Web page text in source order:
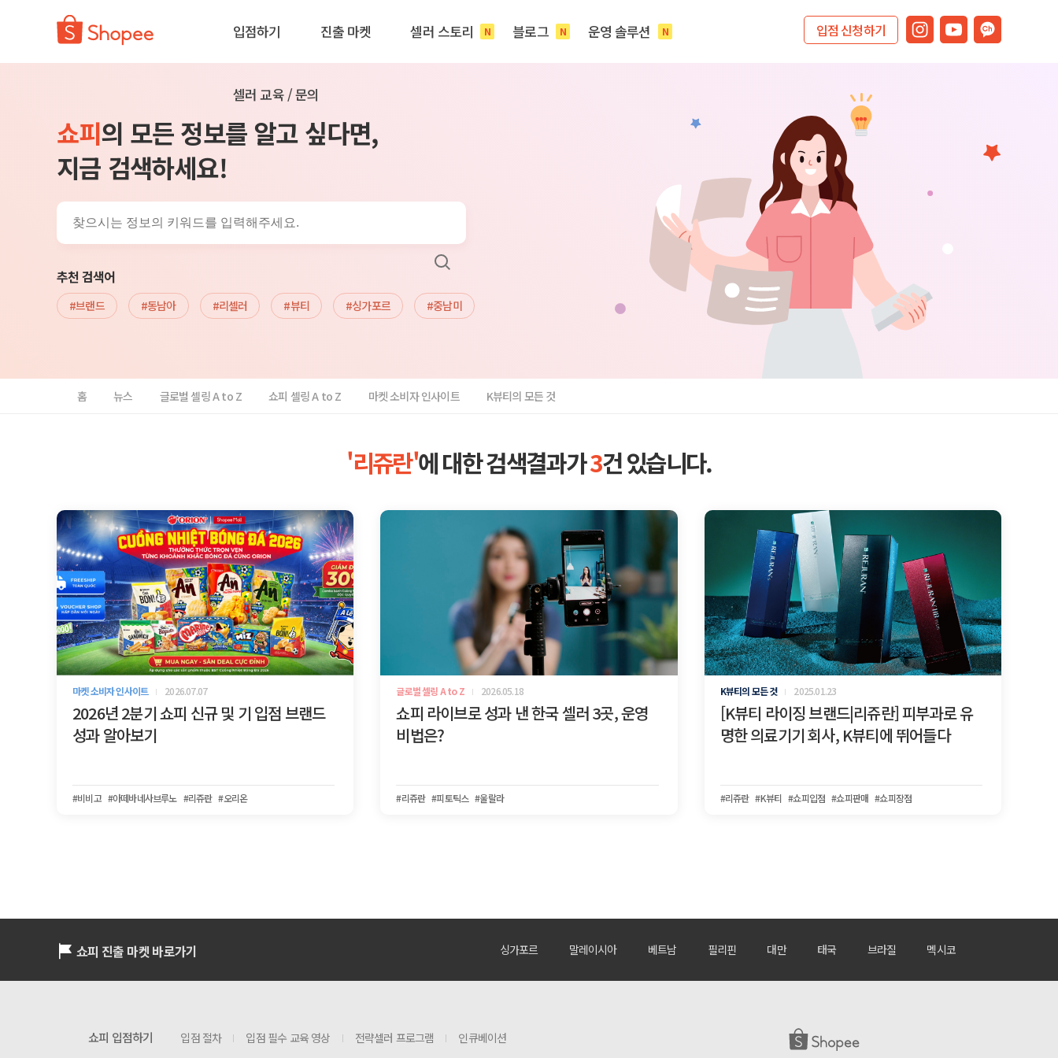
입점하기 진출 마켓 셀러 스토리 N 블로그 N 운영 솔루션 N
셀러 교육 / 문의
입점 신청하기
쇼피의 모든 정보를 알고 싶다면,
지금 검색하세요!
추천 검색어
#브랜드 #동남아 #리셀러 #뷰티 #싱가포르 #중남미
홈 뉴스 글로벌 셀링 A to Z 쇼피 셀링 A to Z 마켓 소비자 인사이트 K뷰티의 모든 것
'리쥬란'에 대한 검색결과가3건 있습니다.
마켓 소비자 인사이트 2026.07.07
2026년 2분기 쇼피 신규 및 기 입점 브랜드
성과 알아보기
#비비고 #아떼바네사브루노 #리쥬란 #오리온
글로벌 셀링 A to Z 2026.05.18
쇼피 라이브로 성과 낸 한국 셀러 3곳, 운영
비법은?
#리쥬란 #피토틱스 #울랄라
K뷰티의 모든 것 2025.01.23
[K뷰티 라이징 브랜드|리쥬란] 피부과로 유
명한 의료기기 회사, K뷰티에 뛰어들다
#리쥬란 #K뷰티 #쇼피입점 #쇼피판매 #쇼피장점
쇼피 진출 마켓 바로가기 싱가포르 말레이시아 베트남 필리핀 대만 태국 브라질 멕시코
쇼피 입점하기 입점 절차 입점 필수 교육 영상 전략셀러 프로그램 인큐베이션